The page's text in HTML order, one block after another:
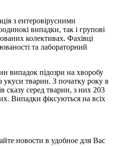
з ентеровірусними
випадки, так і групові
колективах. Фахівці
та лабораторний
випадок підозри на хворобу
укуси тварин. З початку року в
сказу серед тварин, з них 203
Випадки фіксуються на всіх
новости в удобное для Вас